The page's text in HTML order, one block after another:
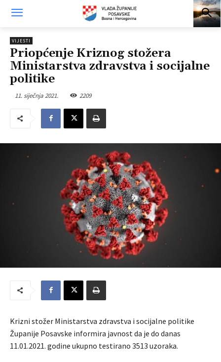
VIJESTI
Priopćenje Kriznog stožera
Ministarstva zdravstva i socijalne
politike
11. siječnja 2021. 2209
Krizni stožer Ministarstva zdravstva i socijalne politike
Županije Posavske informira javnost da je do danas
11.01.2021. godine ukupno testirano 3513 uzoraka.